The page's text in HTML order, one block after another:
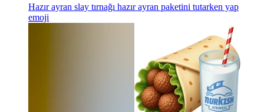
Hazır ayran slay tırnağı hazır ayran paketini tutarken yap
emoji